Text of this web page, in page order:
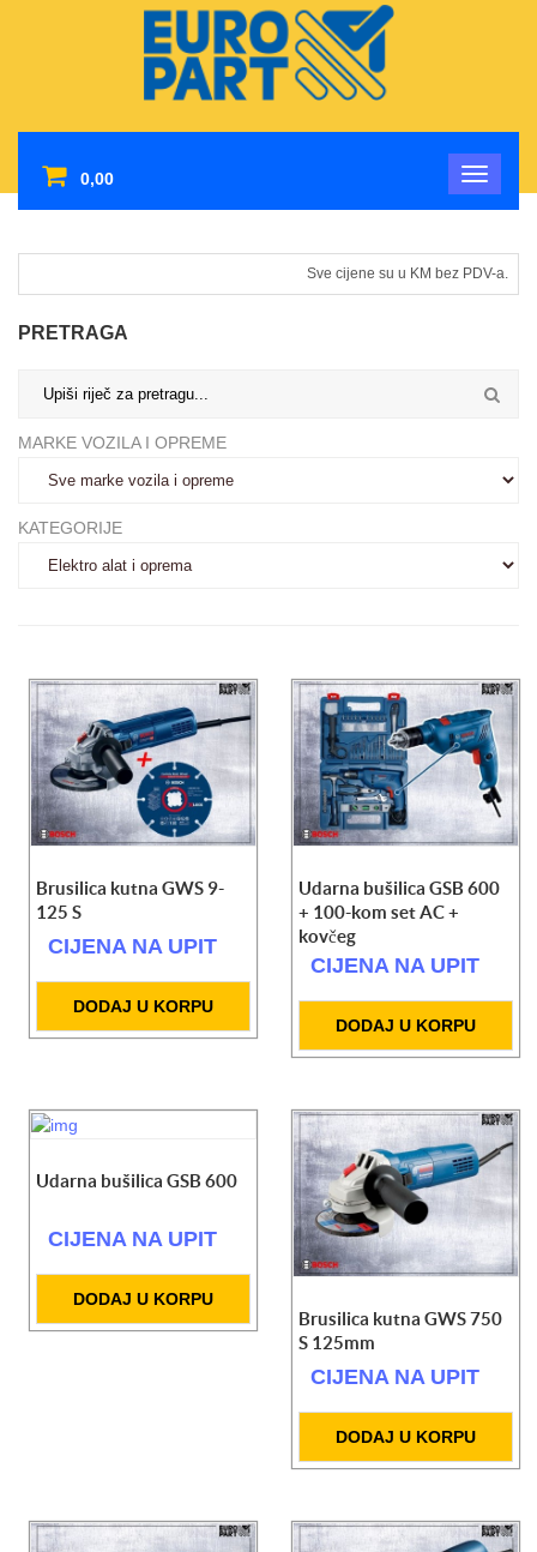
0,00
Sve cijene su u KM bez PDV-a.
PRETRAGA
MARKE VOZILA I OPREME
KATEGORIJE
Brusilica kutna GWS 9-
125 S
CIJENA NA UPIT
DODAJ U KORPU
Udarna bušilica GSB 600
+ 100-kom set AC +
kovčeg
CIJENA NA UPIT
DODAJ U KORPU
Udarna bušilica GSB 600
CIJENA NA UPIT
DODAJ U KORPU
Brusilica kutna GWS 750
S 125mm
CIJENA NA UPIT
DODAJ U KORPU